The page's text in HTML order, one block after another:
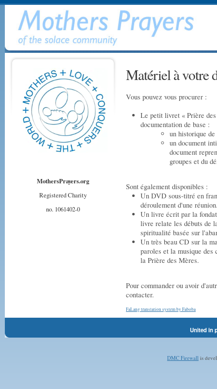
Matériel à votre
Vous pouvez vous procurer :
Le petit livret « Prière
documentation de base :
un historique
un document
document
groupes et du
Sont également disponibles :
Un DVD sous-titré en
déroulement d'une
Un livre écrit par la
livre relate les débuts de
spiritualité basée sur
Un très beau CD sur la
paroles et la musique des
la Prière des Mères.
Pour commander ou avoir
contacter.
FaLang translation system by Faboba
MothersPrayers.org
Registered Charity
no. 1061402-0
United in
DMC Firewall is